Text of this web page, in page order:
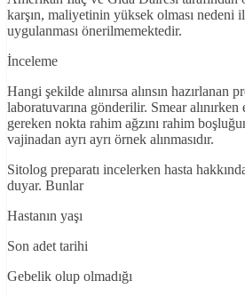
karşın, maliyetinin yüksek olması nedeni
uygulanması önerilmemektedir.
İnceleme
Hangi şekilde alınırsa alınsın hazırlanan
laboratuvarına gönderilir. Smear
gereken nokta rahim ağzını rahim
vajinadan ayrı ayrı örnek alınmasıdır.
Sitolog preparatı incelerken hasta
duyar. Bunlar
Hastanın yaşı
Son adet tarihi
Gebelik olup olmadığı